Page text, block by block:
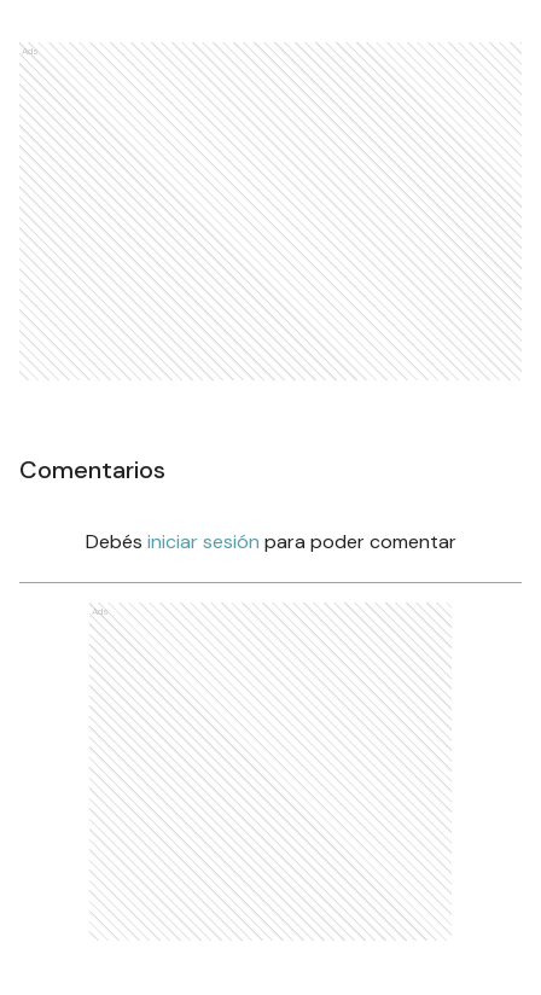
Ads
Comentarios
Debés iniciar sesión para poder comentar
Ads